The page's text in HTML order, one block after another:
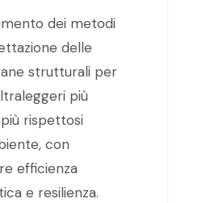
dei metodi
delle
strutturali per
più
rispettosi
con
efficienza
e resilienza.